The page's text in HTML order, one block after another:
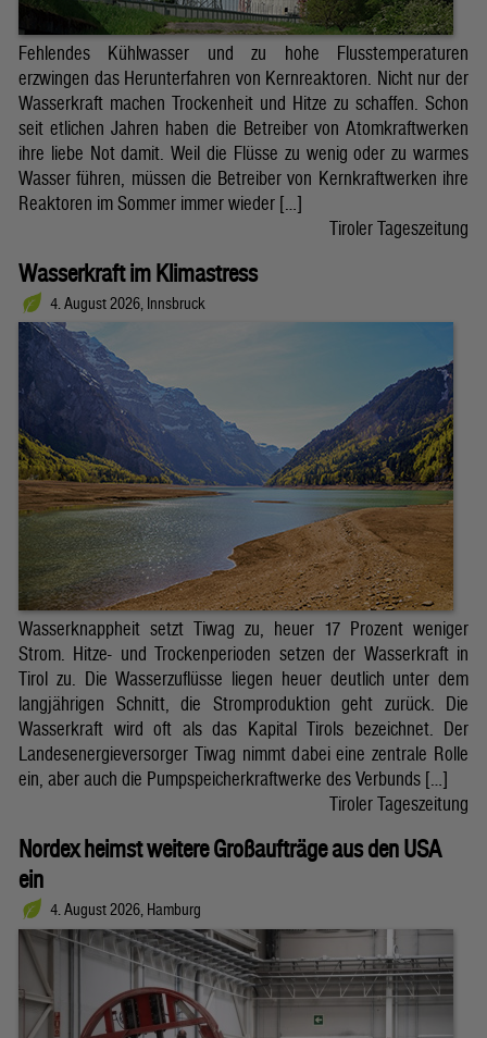
Fehlendes Kühlwasser und zu hohe Flusstemperaturen
erzwingen das Herunterfahren von Kernreaktoren. Nicht nur der
Wasserkraft machen Trockenheit und Hitze zu schaffen. Schon
seit etlichen Jahren haben die Betreiber von Atomkraftwerken
ihre liebe Not damit. Weil die Flüsse zu wenig oder zu warmes
Wasser führen, müssen die Betreiber von Kernkraftwerken ihre
Reaktoren im Sommer immer wieder […]
Tiroler Tageszeitung
Wasserkraft im Klimastress
4. August 2026, Innsbruck
Wasserknappheit setzt Tiwag zu, heuer 17 Prozent weniger
Strom. Hitze- und Trockenperioden setzen der Wasserkraft in
Tirol zu. Die Wasserzuflüsse liegen heuer deutlich unter dem
langjährigen Schnitt, die Stromproduktion geht zurück. Die
Wasserkraft wird oft als das Kapital Tirols bezeichnet. Der
Landesenergieversorger Tiwag nimmt dabei eine zentrale Rolle
ein, aber auch die Pumpspeicherkraftwerke des Verbunds […]
Tiroler Tageszeitung
Nordex heimst weitere Großaufträge aus den USA
ein
4. August 2026, Hamburg